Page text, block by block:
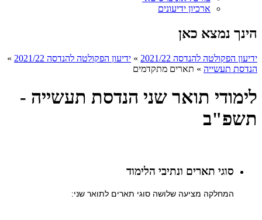
ארכיון ידיעונים
הינך נמצא כאן
ידיעון הפקולטה להנדסה 2021/22 » ידיעון הפקולטה להנדסה 2021/22
»
הנדסת תעשייה » תארים מתקדמים
לימודי תואר שני הנדסת תעשייה -
תשפ"ב
סוגי תארים ונתיבי הלימוד
המחלקה מציעה שלושה סוגי תארים לתואר שני: